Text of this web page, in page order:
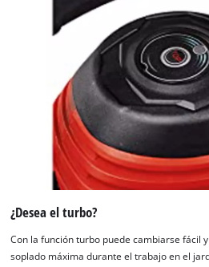
¿Desea el turbo?
Con la función turbo puede cambiarse fácil
soplado máxima durante el trabajo en el